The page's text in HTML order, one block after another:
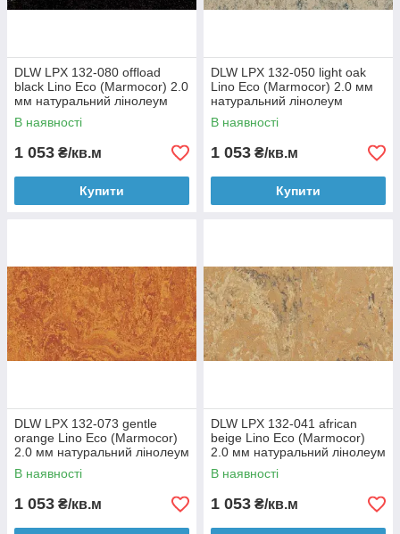
DLW LPX 132-080 offload
black Lino Eco (Marmocor) 2.0
мм натуральний лінолеум
В наявності
1 053 ₴/кв.м
Купити
DLW LPX 132-050 light oak
Lino Eco (Marmocor) 2.0 мм
натуральний лінолеум
В наявності
1 053 ₴/кв.м
Купити
DLW LPX 132-073 gentle
orange Lino Eco (Marmocor)
2.0 мм натуральний лінолеум
В наявності
1 053 ₴/кв.м
DLW LPX 132-041 african
beige Lino Eco (Marmocor)
2.0 мм натуральний лінолеум
В наявності
1 053 ₴/кв.м